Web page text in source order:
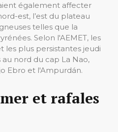
également affecter
est, l’est du plateau
telles que la
Selon l'AEMET, les
les plus persistantes jeudi
nord du cap La Nao,
Ebro et l'Ampurdán.
et rafales